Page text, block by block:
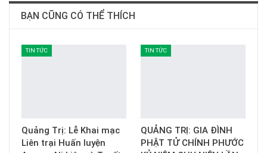
BẠN CŨNG CÓ THỂ THÍCH
TIN TỨC
Quảng Trị: Lễ Khai mạc
Liên trại Huấn luyện
TIN TỨC
QUẢNG TRỊ: GIA ĐÌNH
PHẬT TỬ CHÍNH PHƯỚC